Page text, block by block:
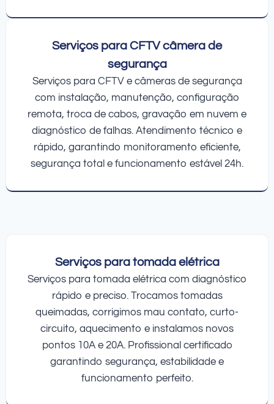
Serviços para CFTV câmera de
segurança
Serviços para CFTV e câmeras de segurança
com instalação, manutenção, configuração
remota, troca de cabos, gravação em nuvem e
diagnóstico de falhas. Atendimento técnico e
rápido, garantindo monitoramento eficiente,
segurança total e funcionamento estável 24h.
Serviços para tomada elétrica
Serviços para tomada elétrica com diagnóstico
rápido e preciso. Trocamos tomadas
queimadas, corrigimos mau contato, curto-
circuito, aquecimento e instalamos novos
pontos 10A e 20A. Profissional certificado
garantindo segurança, estabilidade e
funcionamento perfeito.